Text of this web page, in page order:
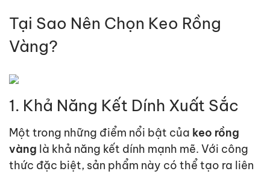
Tại Sao Nên Chọn Keo Rồng
Vàng?
1. Khả Năng Kết Dính Xuất Sắc
Một trong những điểm nổi bật của keo rồng
vàng là khả năng kết dính mạnh mẽ. Với công
thức đặc biệt, sản phẩm này có thể tạo ra liên